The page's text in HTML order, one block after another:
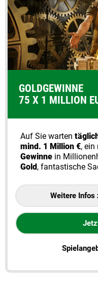
GOLDGEWINNE
75 X 1 MILLION
Auf Sie warten
mind. 1 Million €,
Gewinne in
Gold, fantastische
Weitere Infos